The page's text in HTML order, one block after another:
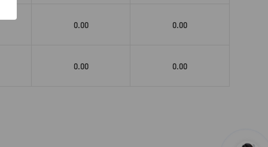
0.00 0.00
0.00 0.00